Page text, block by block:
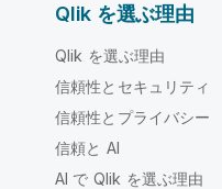
Qlik を選ぶ理由
Qlik を選ぶ理由
信頼性とセキュリティ
信頼性とプライバシー
信頼と AI
AI で Qlik を選ぶ理由